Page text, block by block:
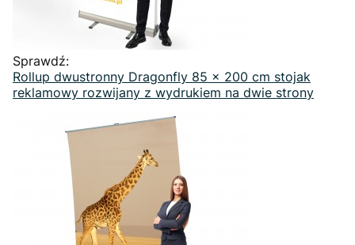
Sprawdź:
Rollup dwustronny Dragonfly 85 x 200 cm stojak
reklamowy rozwijany z wydrukiem na dwie strony